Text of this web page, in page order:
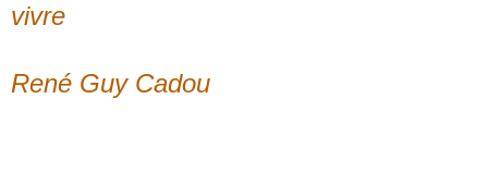
vivre
René Guy Cadou